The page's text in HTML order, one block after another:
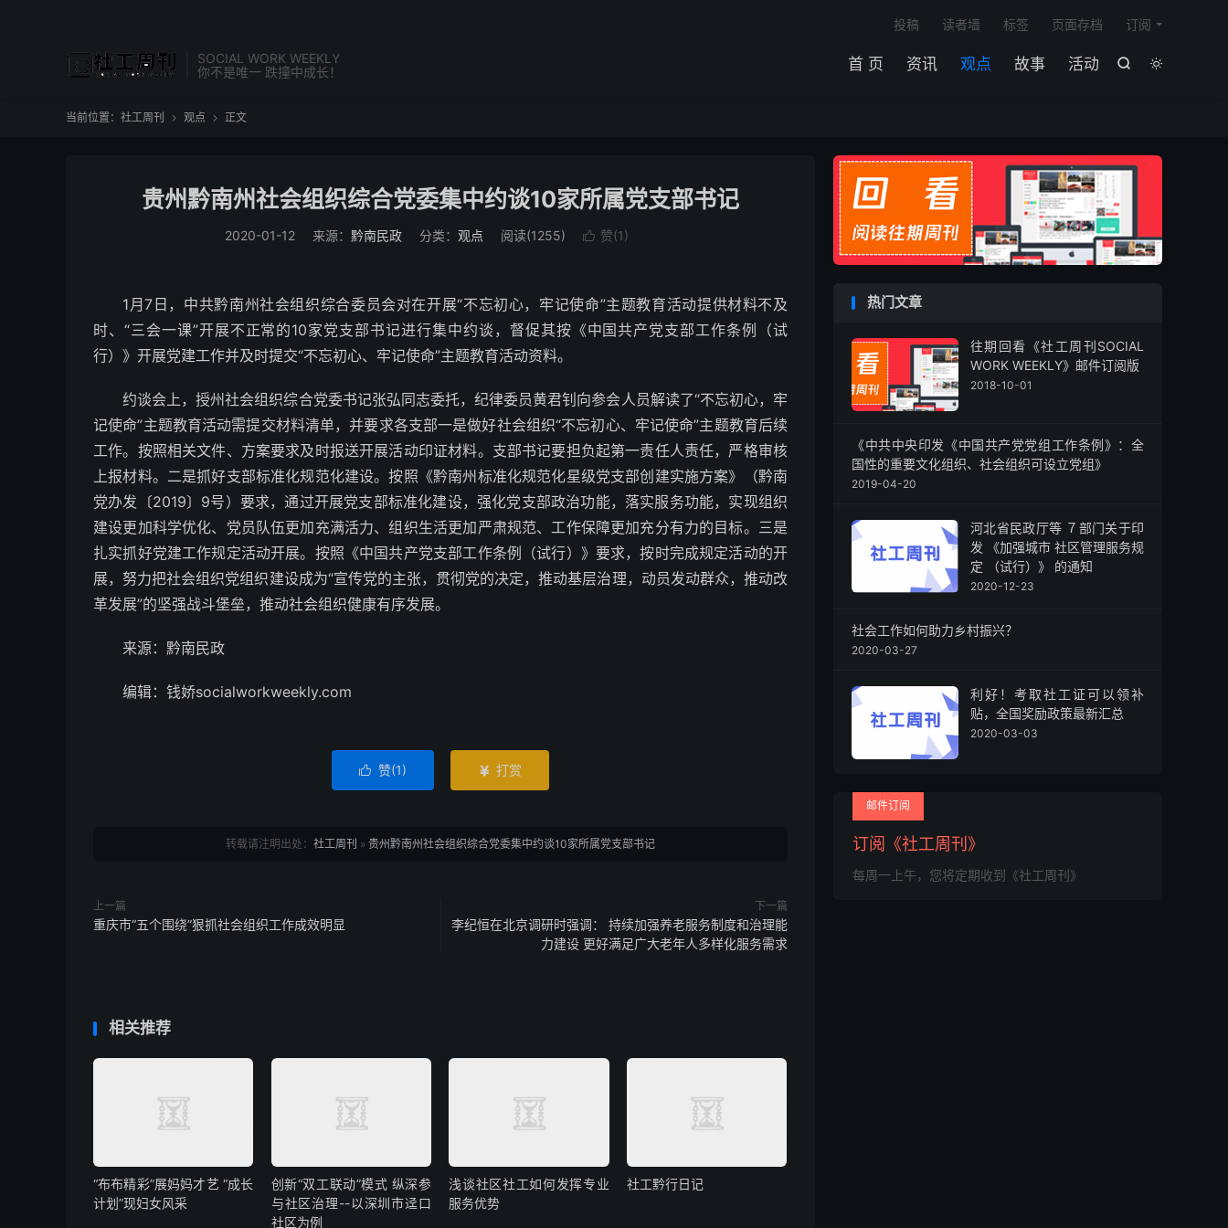
SOCIAL WORK WEEKLY
你不是唯一 跌撞中成长！


首 页 资讯 观点 故事 活动
投稿 读者墙 标签 页面存档 订阅
当前位置： 社工周刊  观点  正文
贵州黔南州社会组织综合党委集中约谈10家所属党支部书记
2020-01-12 来源： 黔南民政 分类： 观点 阅读(1255)  赞(1)
1月7日，中共黔南州社会组织综合委员会对在开展“不忘初心，牢记使命”主题教育活动提供材料不及
时、“三会一课”开展不正常的10家党支部书记进行集中约谈，督促其按《中国共产党支部工作条例（试
行）》开展党建工作并及时提交“不忘初心、牢记使命”主题教育活动资料。
约谈会上，授州社会组织综合党委书记张弘同志委托，纪律委员黄君钊向参会人员解读了“不忘初心，牢
记使命”主题教育活动需提交材料清单，并要求各支部一是做好社会组织“不忘初心、牢记使命”主题教育后续
工作。按照相关文件、方案要求及时报送开展活动印证材料。支部书记要担负起第一责任人责任，严格审核
上报材料。二是抓好支部标准化规范化建设。按照《黔南州标准化规范化星级党支部创建实施方案》（黔南
党办发〔2019〕9号）要求，通过开展党支部标准化建设，强化党支部政治功能，落实服务功能，实现组织
建设更加科学优化、党员队伍更加充满活力、组织生活更加严肃规范、工作保障更加充分有力的目标。三是
扎实抓好党建工作规定活动开展。按照《中国共产党支部工作条例（试行）》要求，按时完成规定活动的开
展，努力把社会组织党组织建设成为“宣传党的主张，贯彻党的决定，推动基层治理，动员发动群众，推动改
革发展”的坚强战斗堡垒，推动社会组织健康有序发展。
来源：黔南民政
编辑：钱娇socialworkweekly.com
 赞(1)  打赏
转载请注明出处： 社工周刊 » 贵州黔南州社会组织综合党委集中约谈10家所属党支部书记
上一篇
重庆市“五个围绕”狠抓社会组织工作成效明显
下一篇
李纪恒在北京调研时强调： 持续加强养老服务制度和治理能
力建设 更好满足广大老年人多样化服务需求
相关推荐
“布布精彩”展妈妈才艺 “成长
计划”现妇女风采
创新“双工联动”模式 纵深参
与社区治理--以深圳市迳口
社区为例
浅谈社区社工如何发挥专业
服务优势
社工黔行日记
热门文章
往期回看《社工周刊SOCIAL
WORK WEEKLY》邮件订阅版
2018-10-01
《中共中央印发《中国共产党党组工作条例》：全
国性的重要文化组织、社会组织可设立党组》
2019-04-20
河北省民政厅等 ７部门关于印
发 《加强城市 社区管理服务规
定 （试行）》 的通知
2020-12-23
社会工作如何助力乡村振兴？
2020-03-27
利好！考取社工证可以领补
贴，全国奖励政策最新汇总
2020-03-03
邮件订阅
订阅《社工周刊》
每周一上午，您将定期收到《社工周刊》